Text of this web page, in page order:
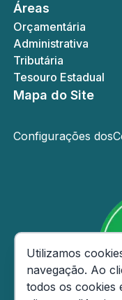
Áreas
Orçamentária
Administrativa
Tributária
Tesouro Estadual
Mapa do Site
Configurações dos
Utilizamos
navegação. Ao
todos os cookies